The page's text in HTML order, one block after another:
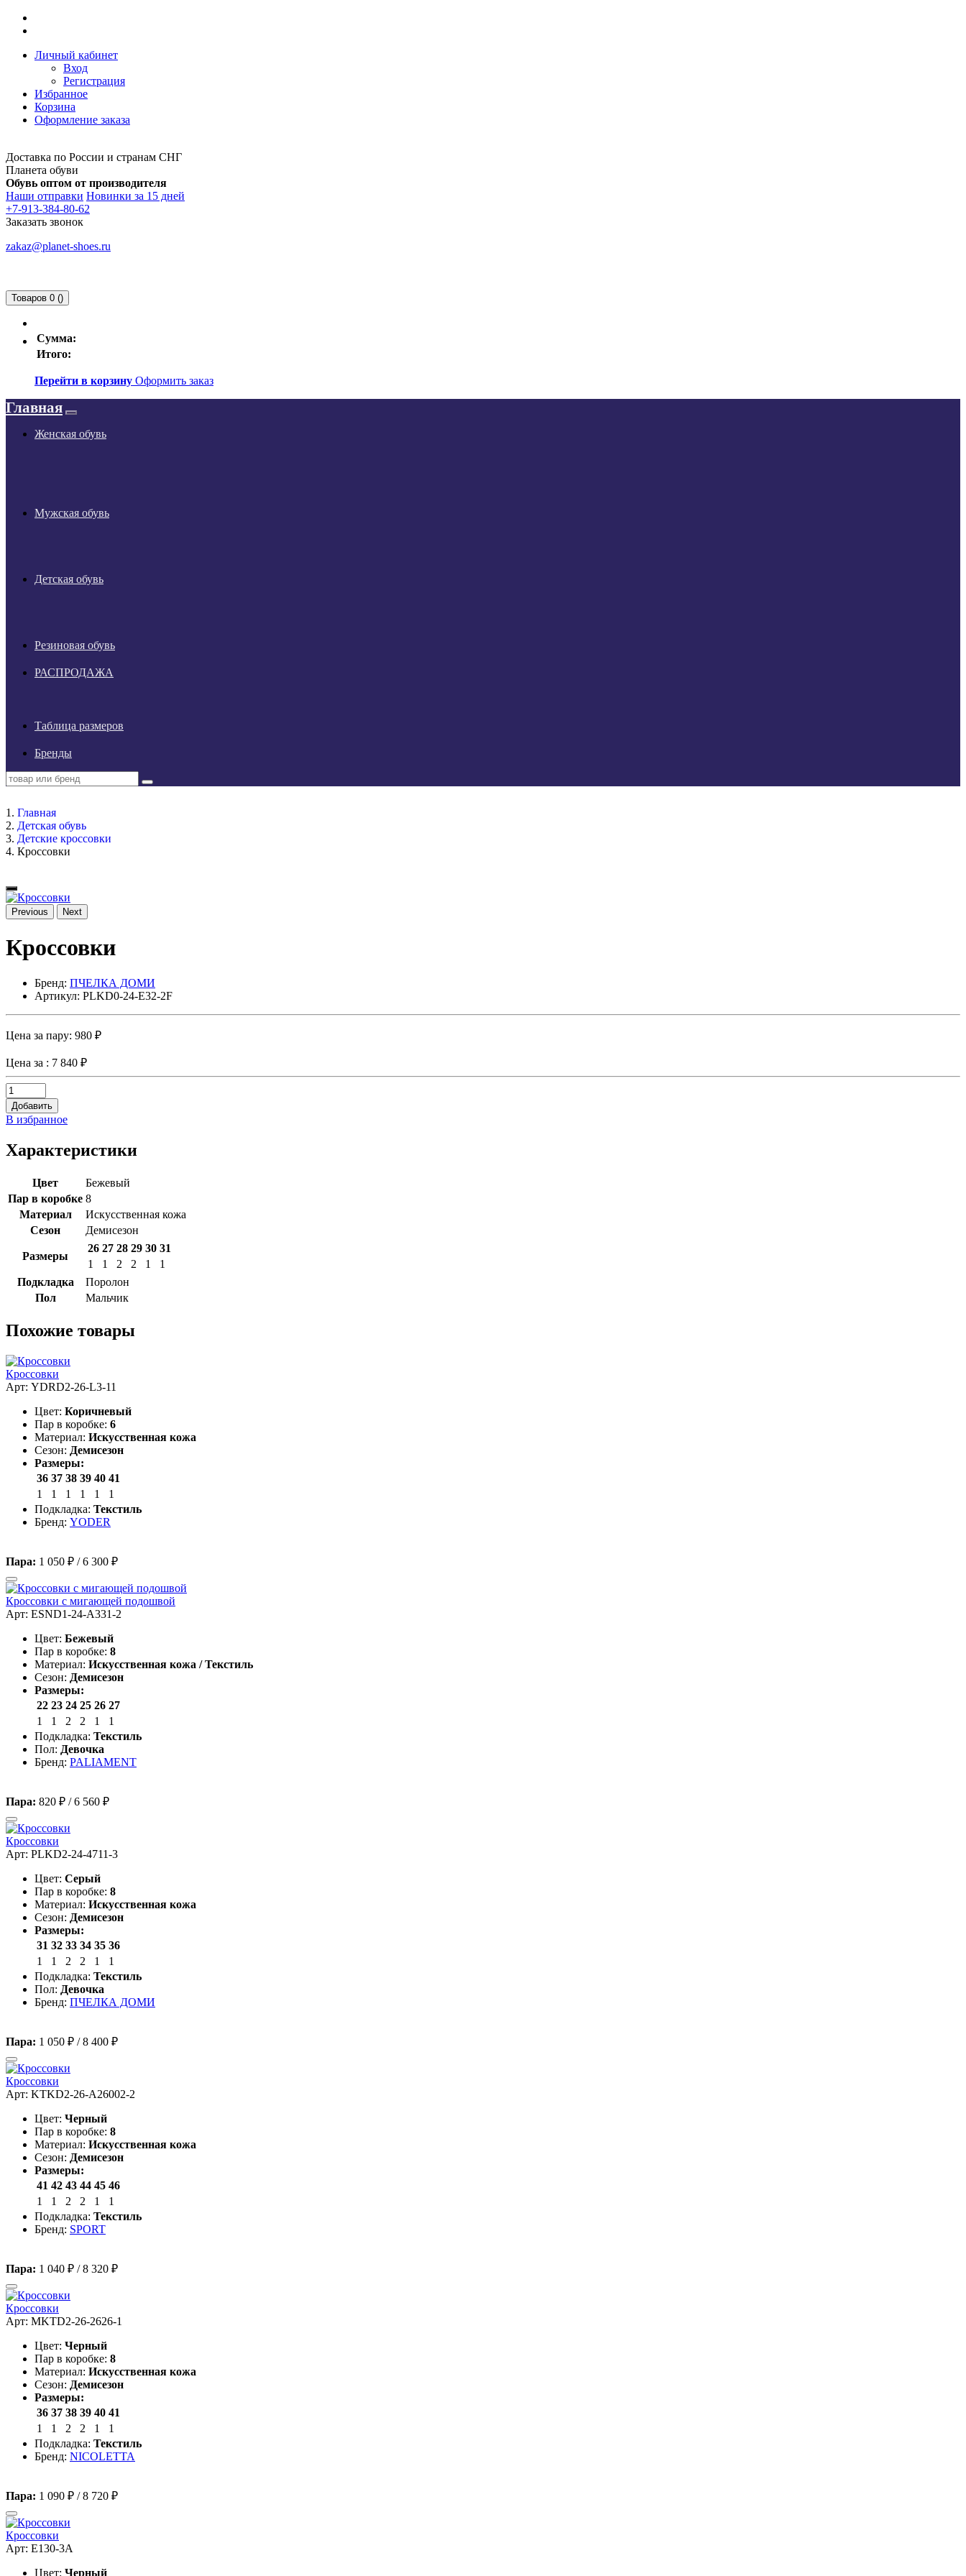
Личный кабинет
Вход
Регистрация
Избранное
Корзина
Оформление заказа
Доставка по России и странам СНГ
Планета обуви
Обувь оптом от производителя
Наши отправки Новинки за 15 дней
+7-913-384-80-62
Заказать звонок
zakaz@planet-shoes.ru
Товаров 0 ()
Сумма:
Итого:
Перейти в корзину Оформить заказ
Главная
Женская обувь
Мужская обувь
Детская обувь
Резиновая обувь
РАСПРОДАЖА
Таблица размеров
Бренды
Главная
Детская обувь
Детские кроссовки
Кроссовки
Previous Next
Кроссовки
Бренд: ПЧЕЛКА ДОМИ
Артикул: PLKD0-24-E32-2F
Цена за пару: 980 ₽
Цена за : 7 840 ₽
Добавить
В избранное
Характеристики
Цвет
Бежевый
Пар в коробке 8
Материал
Искусственная кожа
Сезон
Демисезон
Размеры
26 27 28 29 30 31
1
1 2 2 1
1
Подкладка
Поролон
Пол
Мальчик
Похожие товары
Кроссовки
Арт: YDRD2-26-L3-11
Цвет: Коричневый
Пар в коробке: 6
Материал: Искусственная кожа
Сезон: Демисезон
Размеры:
36 37 38 39 40 41
1
1 1 1 1
1
Подкладка: Текстиль
Бренд: YODER
Пара: 1 050 ₽ /6 300 ₽
Кроссовки с мигающей подошвой
Арт: ESND1-24-A331-2
Цвет: Бежевый
Пар в коробке: 8
Материал: Искусственная кожа / Текстиль
Сезон: Демисезон
Размеры:
22 23 24 25 26 27
1
1 2 2 1
1
Подкладка: Текстиль
Пол: Девочка
Бренд: PALIAMENT
Пара: 820 ₽ /6 560 ₽
Кроссовки
Арт: PLKD2-24-4711-3
Цвет: Серый
Пар в коробке: 8
Материал: Искусственная кожа
Сезон: Демисезон
Размеры:
31 32 33 34 35 36
1
1 2 2 1
1
Подкладка: Текстиль
Пол: Девочка
Бренд: ПЧЕЛКА ДОМИ
Пара: 1 050 ₽ /8 400 ₽
Кроссовки
Арт: KTKD2-26-A26002-2
Цвет: Черный
Пар в коробке: 8
Материал: Искусственная кожа
Сезон: Демисезон
Размеры:
41 42 43 44 45 46
1
1 2 2 1
1
Подкладка: Текстиль
Бренд: SPORT
Пара: 1 040 ₽ /8 320 ₽
Кроссовки
Арт: MKTD2-26-2626-1
Цвет: Черный
Пар в коробке: 8
Материал: Искусственная кожа
Сезон: Демисезон
Размеры:
36 37 38 39 40 41
1
1 2 2 1
1
Подкладка: Текстиль
Бренд: NICOLETTA
Пара: 1 090 ₽ /8 720 ₽
Кроссовки
Арт: E130-3A
Цвет: Черный